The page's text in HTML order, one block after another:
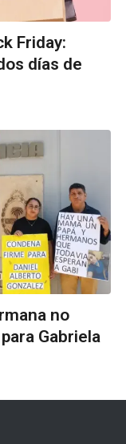
Friday:
días de
no
Gabriela